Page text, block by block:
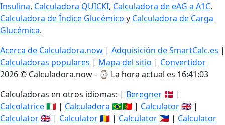
Insulina, Calculadora QUICKI, Calculadora de eAG a A1C,
Calculadora de Índice Glucémico y Calculadora de Carga
Glucémica.
Acerca de Calculadora.now | Adquisición de SmartCalc.es |
Calculadoras populares | Mapa del sitio | Convertidor
2026 © Calculadora.now - ⌚ La hora actual es 16:41:03
Calculadoras en otros idiomas: | Beregner 🇩🇰 |
Calcolatrice🇮🇹 | Calculadora 🇧🇷🇵🇹 | Calculator🇬🇧 |
Calculator🇬🇧 | Calculator🇷🇴 | Calculator 🇵🇭 | Calculator